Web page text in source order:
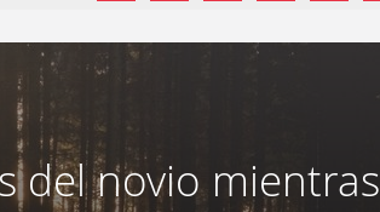
del novio mientras